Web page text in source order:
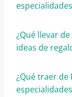
¿Qué llevar
ideas de
¿Qué traer de